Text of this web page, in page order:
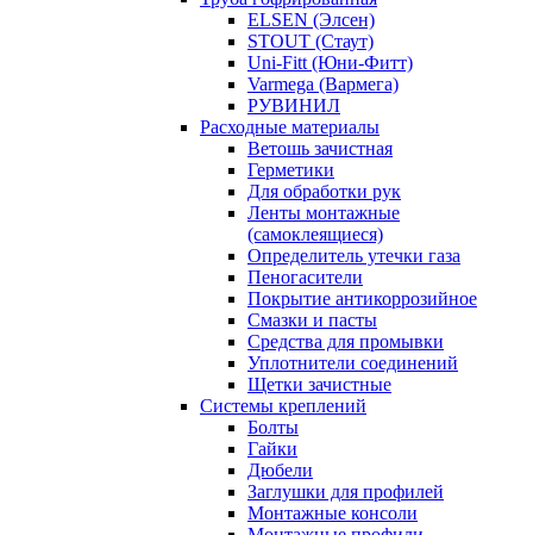
ELSEN (Элсен)
STOUT (Стаут)
Uni-Fitt (Юни-Фитт)
Varmega (Вармега)
РУВИНИЛ
Расходные материалы
Ветошь зачистная
Герметики
Для обработки рук
Ленты монтажные
(самоклеящиеся)
Определитель утечки газа
Пеногасители
Покрытие антикоррозийное
Смазки и пасты
Средства для промывки
Уплотнители соединений
Щетки зачистные
Системы креплений
Болты
Гайки
Дюбели
Заглушки для профилей
Монтажные консоли